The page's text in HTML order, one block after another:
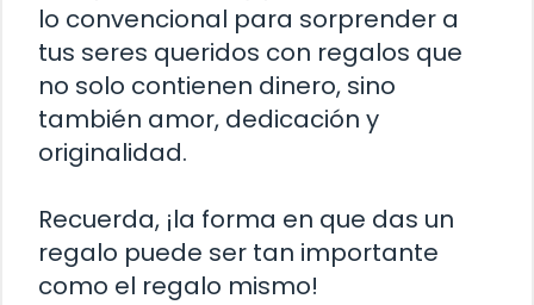
lo convencional para sorprender a
tus seres queridos con regalos que
no solo contienen dinero, sino
también amor, dedicación y
originalidad.
Recuerda, ¡la forma en que das un
regalo puede ser tan importante
como el regalo mismo!